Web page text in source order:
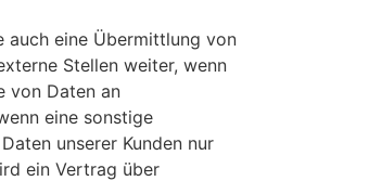
auch eine Übermittlung von
Stellen weiter, wenn
von Daten an
eine sonstige
unserer Kunden nur
ein Vertrag über